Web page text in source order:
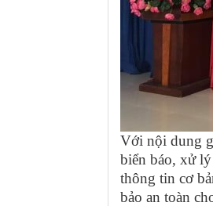
Với nội dung
biển báo, xử
thông tin cơ
bảo an toàn